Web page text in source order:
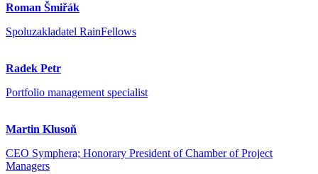
Roman Šmiřák
Spoluzakladatel RainFellows
Radek Petr
Portfolio management specialist
Martin Klusoň
CEO Symphera; Honorary President of Chamber of Project
Managers